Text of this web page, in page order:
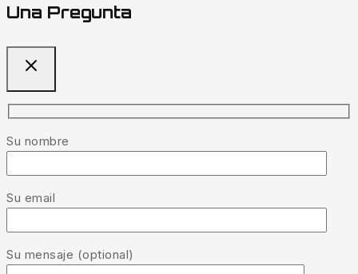
Una Pregunta
Su nombre
Su email
Su mensaje (optional)